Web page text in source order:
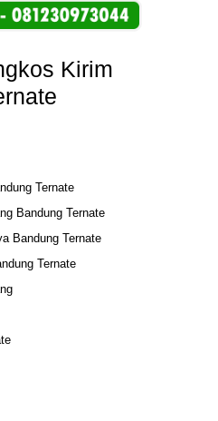
Kirim
Ternate
Bandung Ternate
Bandung Ternate
Ternate